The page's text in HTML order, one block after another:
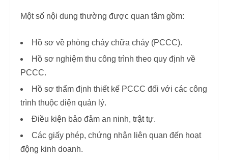
Một số nội dung thường được quan tâm gồm:
Hồ sơ về phòng cháy chữa cháy (PCCC).
Hồ sơ nghiệm thu công trình theo quy định về
PCCC.
Hồ sơ thẩm định thiết kế PCCC đối với các công
trình thuộc diện quản lý.
Điều kiện bảo đảm an ninh, trật tự.
Các giấy phép, chứng nhận liên quan đến hoạt
động kinh doanh.